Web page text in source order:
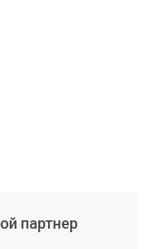
партнер